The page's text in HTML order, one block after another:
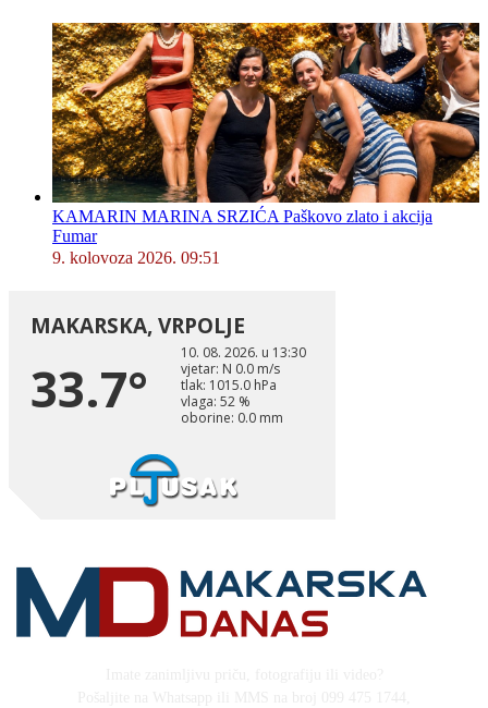
KAMARIN MARINA SRZIĆA Paškovo zlato i akcija
Fumar
9. kolovoza 2026. 09:51